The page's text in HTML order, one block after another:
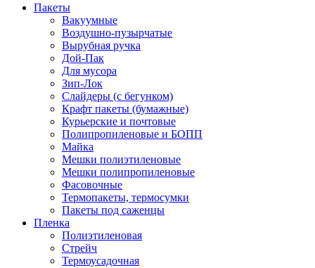
Пакеты
Вакуумные
Воздушно-пузырчатые
Вырубная ручка
Дой-Пак
Для мусора
Зип-Лок
Слайдеры (с бегунком)
Крафт пакеты (бумажные)
Курьерские и почтовые
Полипропиленовые и БОПП
Майка
Мешки полиэтиленовые
Мешки полипропиленовые
Фасовочные
Термопакеты, термосумки
Пакеты под саженцы
Пленка
Полиэтиленовая
Стрейч
Термоусадочная